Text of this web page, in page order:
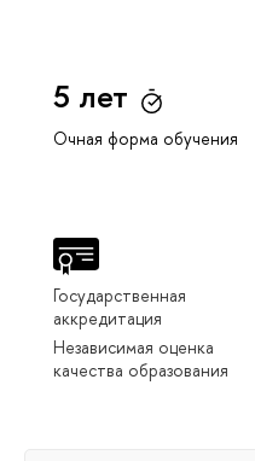
5 лет
Очная форма обучения
Государственная
аккредитация
Независимая оценка
качества образования